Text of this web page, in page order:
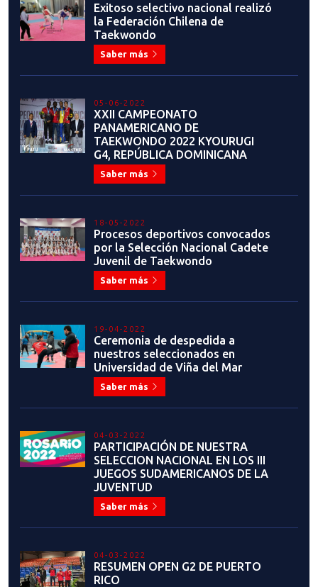
Exitoso selectivo nacional realizó
la Federación Chilena de
Taekwondo
Saber más
05-06-2022
XXII CAMPEONATO
PANAMERICANO DE
TAEKWONDO 2022 KYOURUGI
G4, REPÚBLICA DOMINICANA
Saber más
18-05-2022
Procesos deportivos convocados
por la Selección Nacional Cadete
Juvenil de Taekwondo
Saber más
19-04-2022
Ceremonia de despedida a
nuestros seleccionados en
Universidad de Viña del Mar
Saber más
04-03-2022
PARTICIPACIÓN DE NUESTRA
SELECCION NACIONAL EN LOS III
JUEGOS SUDAMERICANOS DE LA
JUVENTUD
Saber más
04-03-2022
RESUMEN OPEN G2 DE PUERTO
RICO